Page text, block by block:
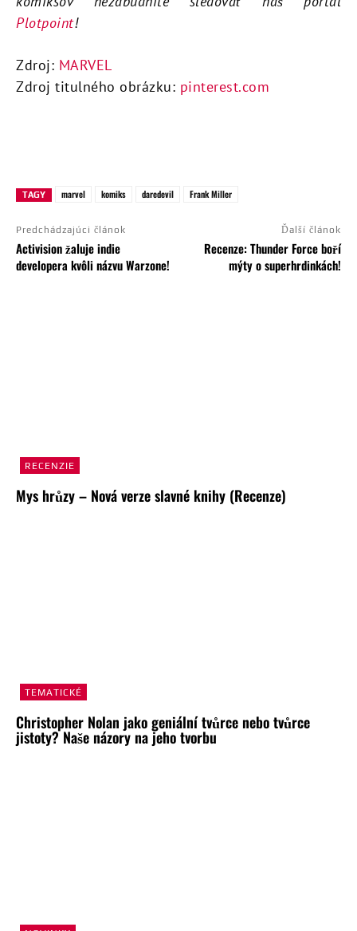
Plotpoint!
Zdroj: MARVEL
Zdroj titulného obrázku: pinterest.com
TAGY marvel komiks daredevil Frank Miller
Predchádzajúci článok
Activision žaluje indie
developera kvôli názvu Warzone!
Ďalší článok
Recenze: Thunder Force boří
mýty o superhrdinkách!
RECENZIE
Mys hrůzy – Nová verze slavné knihy (Recenze)
TEMATICKÉ
Christopher Nolan jako geniální tvůrce nebo tvůrce
jistoty? Naše názory na jeho tvorbu